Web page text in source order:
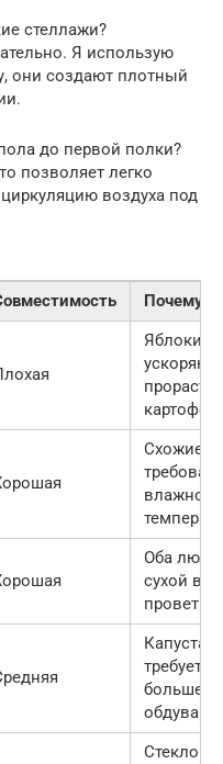
стеллажи?
Я использую
они создают плотный
до первой полки?
позволяет легко
воздуха под
Почему
Яблоки
ускоряют
Схожие
Оба
сухой
Капуста
требует
большего
обдува
Стекло не